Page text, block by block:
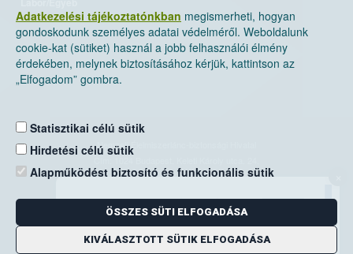
Adatkezelési tájékoztatónkban megismerheti, hogyan
gondoskodunk személyes adatai védelméről. Weboldalunk
cookie-kat (sütiket) használ a jobb felhasználói élmény
érdekében, melynek biztosításához kérjük, kattintson az
„Elfogadom” gombra.
Statisztikai célú sütik
Hirdetési célú sütik
Alapműködést biztosító és funkcionális sütik
ÖSSZES SÜTI ELFOGADÁSA
KIVÁLASZTOTT SÜTIK ELFOGADÁSA
Nemzeti Élelmiszerlánc-biztonsági Hivatal
Levelezési cím: 1525 Budapest. Pf. 30.
E-mail:ugyfelszolgalat@nebih.gov.hu
Zöld szám: 06-80/263-244
Telefon: 06-1/ 336-9000